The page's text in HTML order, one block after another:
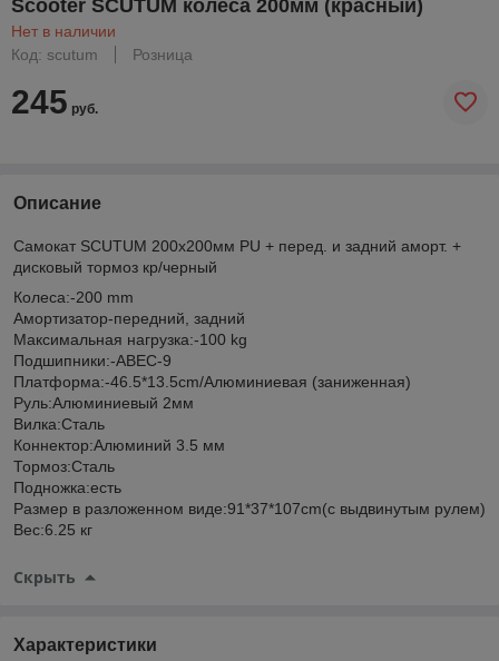
Scooter SCUTUM колеса 200мм (красный)
Нет в наличии
Код: scutum
Розница
245 руб.
Описание
Самокат SCUTUM 200х200мм PU + перед. и задний аморт. +
дисковый тормоз кр/черный
Колеса:-200 mm
Амортизатор-передний, задний
Максимальная нагрузка:-100 kg
Подшипники:-ABEC-9
Платформа:-46.5*13.5cm/Алюминиевая (заниженная)
Руль:Алюминиевый 2мм
Вилка:Сталь
Коннектор:Алюминий 3.5 мм
Тормоз:Сталь
Подножка:есть
Размер в разложенном виде:91*37*107cm(с выдвинутым рулем)
Вес:6.25 кг
Скрыть
Характеристики